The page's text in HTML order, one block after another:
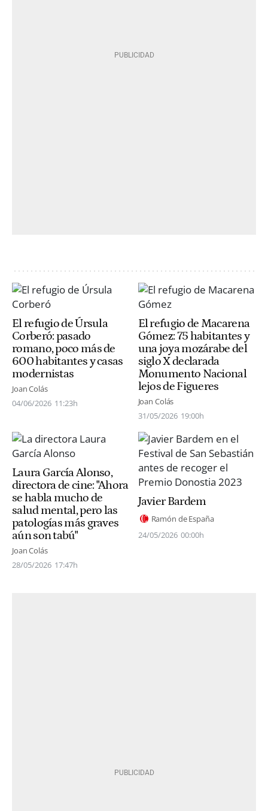
El refugio de Úrsula
Corberó: pasado
romano, poco más de
600 habitantes y casas
modernistas
Joan Colás
04/06/2026 11:23h
El refugio de Macarena
Gómez: 75 habitantes y
una joya mozárabe del
siglo X declarada
Monumento Nacional
lejos de Figueres
Joan Colás
31/05/2026 19:00h
Laura García Alonso,
directora de cine: "Ahora
se habla mucho de
salud mental, pero las
patologías más graves
aún son tabú"
Joan Colás
28/05/2026 17:47h
Javier Bardem
Ramón de España
24/05/2026 00:00h